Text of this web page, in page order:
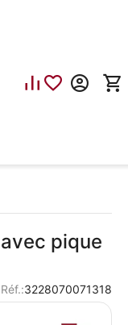
pique
Réf.:3228070071318